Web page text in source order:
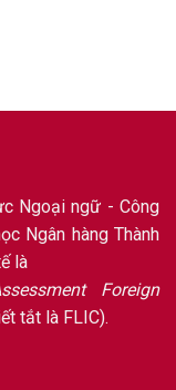
Ngoại ngữ - Công
Ngân hàng Thành
là
Foreign
tắt là FLIC).